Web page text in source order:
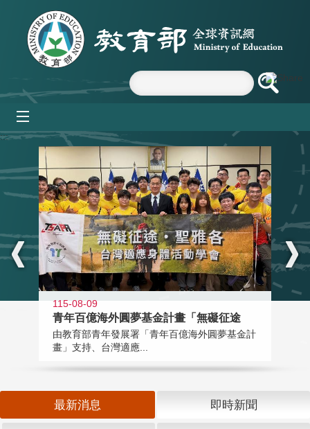
跳到主要內容區塊
:::
115-08-09
青年百億海外圓夢基金計畫「無礙征途
由教育部青年發展署「青年百億海外圓夢基金計
畫」支持、台灣適應...
最新消息 即時新聞